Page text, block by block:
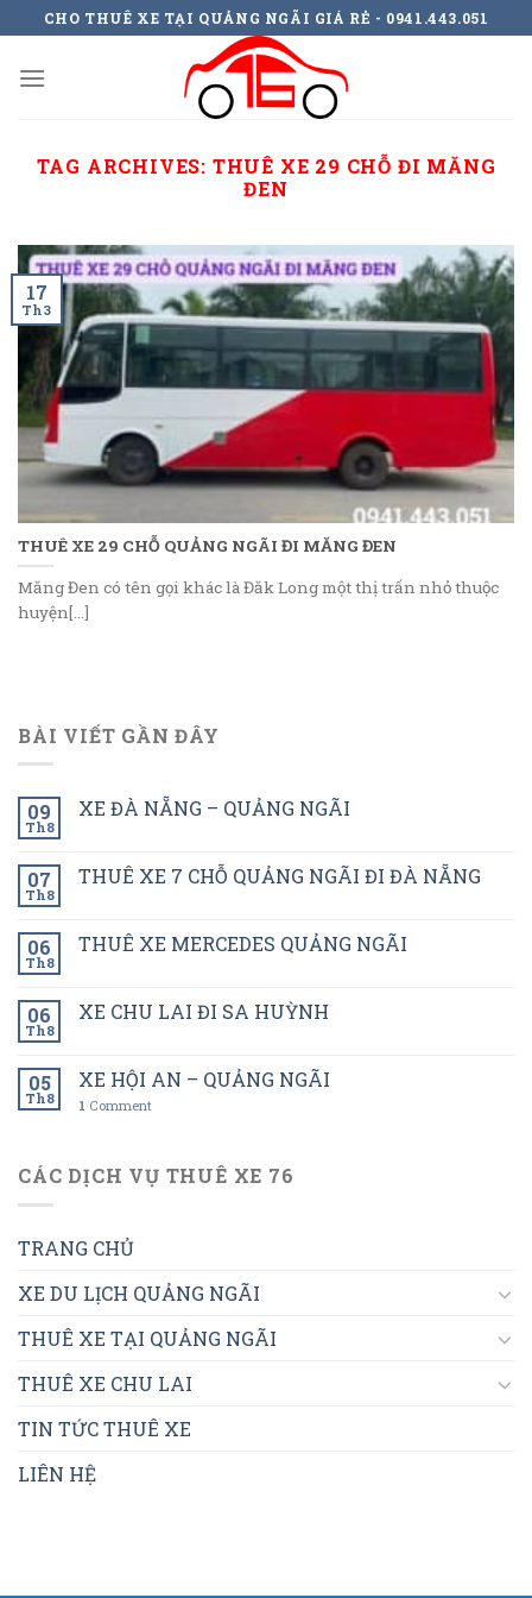
to
content
CHO THUÊ XE TẠI QUẢNG NGÃI GIÁ RẺ - 0941.443.051
TAG ARCHIVES: THUÊ XE 29 CHỖ ĐI MĂNG
ĐEN
THUÊ XE 29 CHỖ QUẢNG NGÃI ĐI MĂNG ĐEN
Măng Đen có tên gọi khác là Đăk Long một thị trấn nhỏ thuộc
huyện[...]
17
Th3
BÀI VIẾT GẦN ĐÂY
09
Th8
XE ĐÀ NẴNG – QUẢNG NGÃI
07
Th8
THUÊ XE 7 CHỖ QUẢNG NGÃI ĐI ĐÀ NẴNG
06
Th8
THUÊ XE MERCEDES QUẢNG NGÃI
06
Th8
XE CHU LAI ĐI SA HUỲNH
05
Th8
XE HỘI AN – QUẢNG NGÃI
1 Comment
CÁC DỊCH VỤ THUÊ XE 76
TRANG CHỦ
XE DU LỊCH QUẢNG NGÃI
THUÊ XE TẠI QUẢNG NGÃI
THUÊ XE CHU LAI
TIN TỨC THUÊ XE
LIÊN HỆ